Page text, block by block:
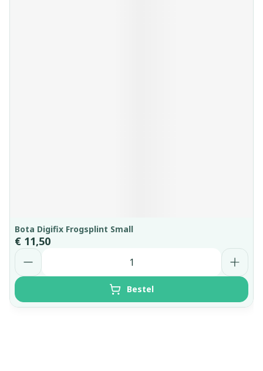
Bota Digifix Frogsplint Small
€ 11,50
Aantal
Bestel